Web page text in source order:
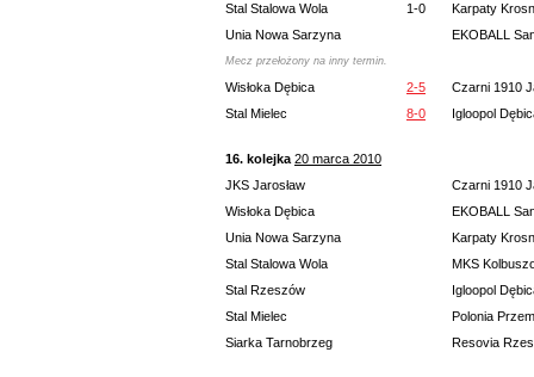
Stal Stalowa Wola 1-0
Karpaty
Unia Nowa Sarzyna
EKOBALL
Mecz przełożony na inny termin.
Wisłoka Dębica 2-5
Czarni 1910
Stal Mielec
8-0 Igloopol
16. kolejka 20 marca 2010
JKS Jarosław
Czarni 1910
Wisłoka Dębica
EKOBALL
Unia Nowa Sarzyna
Karpaty
Stal Stalowa Wola
MKS
Stal Rzeszów
Igloopol
Stal Mielec
Polonia
Siarka Tarnobrzeg
Resovia